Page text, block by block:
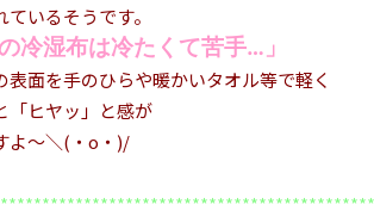
いるそうです。
冷湿布は冷たくて苦手…」
表面を手のひらや暖かいタオル等で軽く
「ヒヤッ」と感が
よ～＼(・o・)/